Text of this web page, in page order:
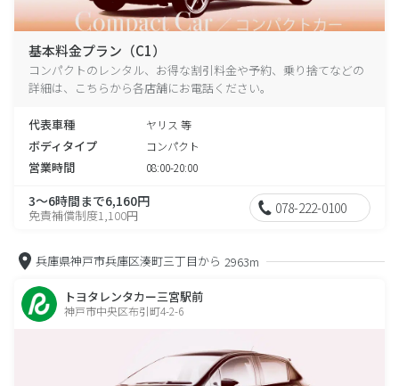
基本料金プラン（C1）
コンパクトのレンタル、お得な割引料金や予約、乗り捨てなどの
詳細は、こちらから各店舗にお電話ください。
代表車種 ヤリス 等
ボディタイプ コンパクト
営業時間 08:00-20:00
3～6時間まで6,160円
免責補償制度1,100円 078-222-0100
兵庫県神戸市兵庫区湊町三丁目から 2963m
トヨタレンタカー三宮駅前
神戸市中央区布引町4-2-6